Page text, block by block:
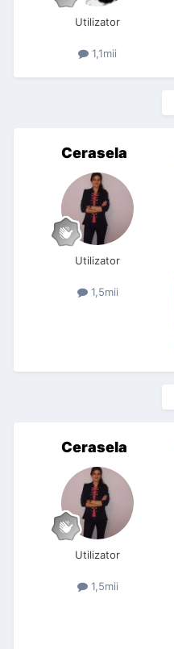
Utilizator
1,1mii
Cerasela
Utilizator
1,5mii
Cerasela
Utilizator
1,5mii